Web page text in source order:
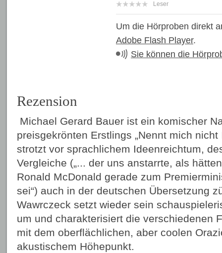
Leser
Um die Hörproben direkt
Adobe Flash Player.
Sie können die
Rezension
Michael Gerard Bauer ist ein komischer
preisgekrönten Erstlings „Nennt mich nicht
strotzt vor sprachlichem Ideenreichtum,
Vergleiche („... der uns anstarrte, als
Ronald McDonald gerade zum
sei“) auch in der deutschen Übersetzung
Wawrczeck setzt wieder sein
um und charakterisiert die verschiedenen
mit dem oberflächlichen, aber coolen
akustischem Höhepunkt.